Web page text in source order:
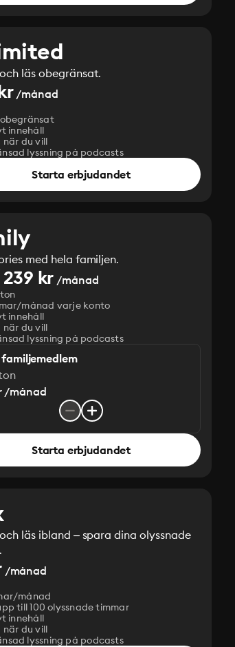
läs obegränsat.
/månad
innehåll
när du vill
lyssning på podcasts
Starta erbjudandet
med hela familjen.
kr /månad
månad varje konto
innehåll
när du vill
lyssning på podcasts
familjemedlem
/månad
Starta erbjudandet
läs ibland – spara dina olyssnade
/månad
månad
till 100 olyssnade timmar
innehåll
när du vill
lyssning på podcasts